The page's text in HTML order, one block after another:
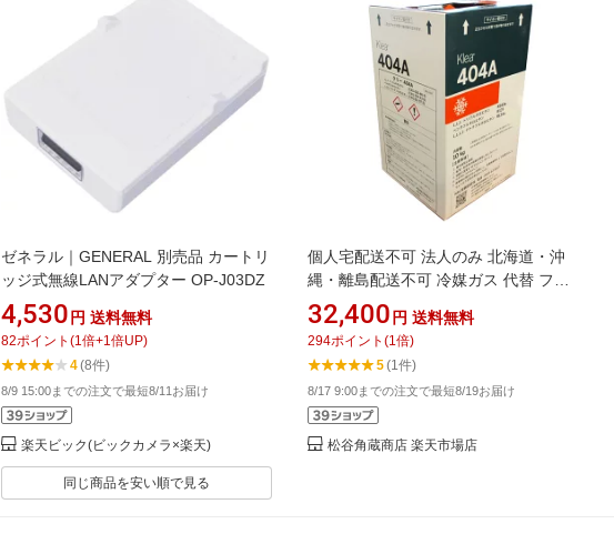
ゼネラル｜GENERAL 別売品 カートリ
ッジ式無線LANアダプター OP-J03DZ
4,530 円 送料無料
82ポイント (1倍+1倍UP)
4(8件)
8/9 15:00までの注文で最短8/11お届け
楽天ビック(ビックカメラ×楽天)
同じ商品を安い順で見る
個人宅配送不可 法人のみ 北海道・沖
縄・離島配送不可 冷媒ガス 代替 フロ
ンガス メキシケムジャパン NRC R-
404A 10kg
32,400 円 送料無料
294ポイント (1倍)
5(1件)
8/17 9:00までの注文で最短8/19お届け
松谷角蔵商店 楽天市場店